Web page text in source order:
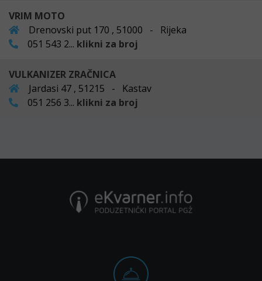
VRIM MOTO
Drenovski put 170 , 51000 - Rijeka
051 543 2... klikni za broj
VULKANIZER ZRAČNICA
Jardasi 47 , 51215 - Kastav
051 256 3... klikni za broj